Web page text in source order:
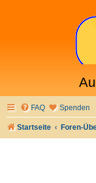
FAQ Spenden
Startseite Foren-